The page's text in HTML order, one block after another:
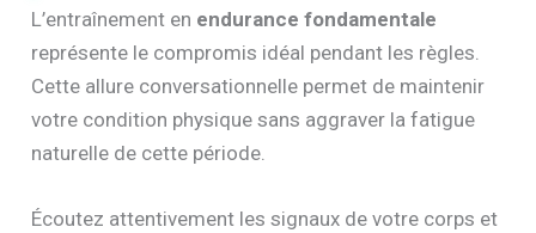
L’entraînement en endurance fondamentale
représente le compromis idéal pendant les règles.
Cette allure conversationnelle permet de maintenir
votre condition physique sans aggraver la fatigue
naturelle de cette période.
Écoutez attentivement les signaux de votre corps et